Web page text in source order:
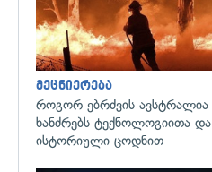
მეცნიერება
როგორ ებრძვის ავსტრალია
ხანძრებს ტექნოლოგიითა და
ისტორიული ცოდნით